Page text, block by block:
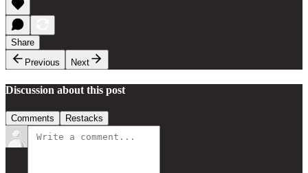
Share
Previous
Next
Discussion about this post
Comments Restacks